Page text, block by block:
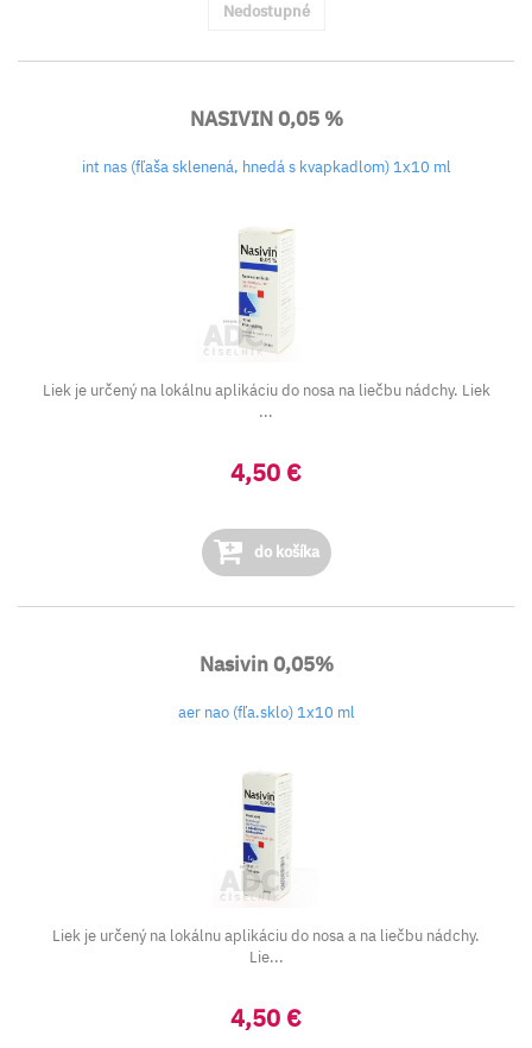
Nedostupné
NASIVIN 0,05 %
int nas (fľaša sklenená, hnedá s kvapkadlom) 1x10 ml
Liek je určený na lokálnu aplikáciu do nosa na liečbu nádchy. Liek
...
4,50 €
do košíka
Nasivin 0,05%
aer nao (fľa.sklo) 1x10 ml
Liek je určený na lokálnu aplikáciu do nosa a na liečbu nádchy.
Lie...
4,50 €